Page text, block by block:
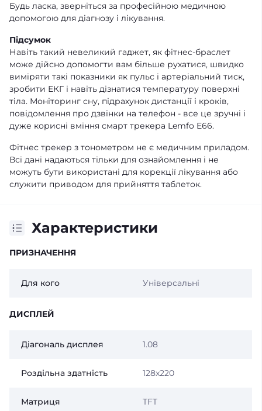
Будь ласка, зверніться за професійною медичною
допомогою для діагнозу і лікування.
Підсумок
Навіть такий невеликий гаджет, як фітнес-браслет
може дійсно допомогти вам більше рухатися, швидко
виміряти такі показники як пульс і артеріальний тиск,
зробити ЕКГ і навіть дізнатися температуру поверхні
тіла. Моніторинг сну, підрахунок дистанції і кроків,
повідомлення про дзвінки на телефон - все це зручні і
дуже корисні вміння смарт трекера Lemfo E66.
Фітнес трекер з тонометром не є медичним приладом.
Всі дані надаються тільки для ознайомлення і не
можуть бути використані для корекції лікування або
служити приводом для прийняття таблеток.
Характеристики
ПРИЗНАЧЕННЯ
Для кого Універсальні
ДИСПЛЕЙ
Діагональ дисплея 1.08
Роздільна здатність 128x220
Матриця TFT